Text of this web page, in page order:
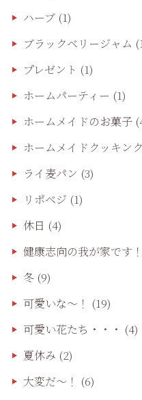
ハーブ(1)
ブラックベリージャム
プレゼント (1)
ホームパーティー (1)
ホームメイドのお菓子
ホームメイドクッキンク
ライ麦パン (3)
リポベジ (1)
休日 (4)
健康志向の我が家です！
冬(9)
可愛いな〜！ (19)
可愛い花たち・・・ (4)
夏休み (2)
大変だ〜！ (6)